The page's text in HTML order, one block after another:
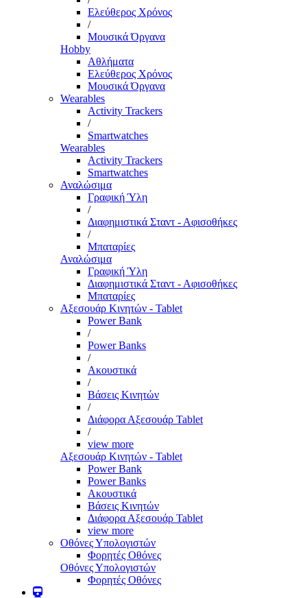
Ελεύθερος Χρόνος
/
Μουσικά Όργανα
Hobby
Αθλήματα
Ελεύθερος Χρόνος
Μουσικά Όργανα
Wearables
Activity Trackers
/
Smartwatches
Wearables
Activity Trackers
Smartwatches
Αναλώσιμα
Γραφική Ύλη
/
Διαφημιστικά Σταντ - Αφισοθήκες
/
Μπαταρίες
Αναλώσιμα
Γραφική Ύλη
Διαφημιστικά Σταντ - Αφισοθήκες
Μπαταρίες
Αξεσουάρ Κινητών - Tablet
Power Bank
/
Power Banks
/
Ακουστικά
/
Βάσεις Κινητών
/
Διάφορα Αξεσουάρ Tablet
/
view more
Αξεσουάρ Κινητών - Tablet
Power Bank
Power Banks
Ακουστικά
Βάσεις Κινητών
Διάφορα Αξεσουάρ Tablet
view more
Οθόνες Υπολογιστών
Φορητές Οθόνες
Οθόνες Υπολογιστών
Φορητές Οθόνες